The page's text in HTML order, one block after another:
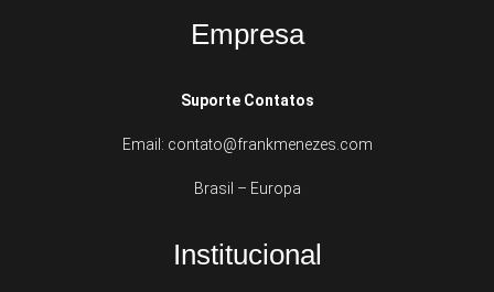
Empresa
Suporte Contatos
Email: contato@frankmenezes.com
Brasil – Europa
Institucional